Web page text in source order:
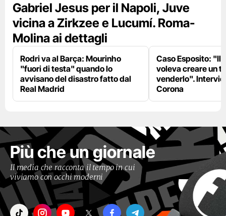
Gabriel Jesus per il Napoli, Juve
vicina a Zirkzee e Lucumí. Roma-
Molina ai dettagli
Rodri va al Barça: Mourinho
"fuori di testa" quando lo
avvisano del disastro fatto dal
Real Madrid
Caso Esposito: "Il
voleva creare un
venderlo".
Corona
Più che un giornale
Il media che racconta il tempo in cui
viviamo con occhi moderni